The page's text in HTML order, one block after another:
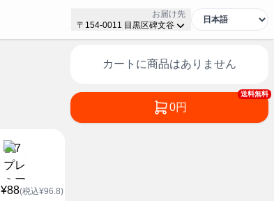
お届け先
〒154-0011 目黒区碑文谷
¥88(税込¥96.8)
カートに商品はありません
送料無料
0円